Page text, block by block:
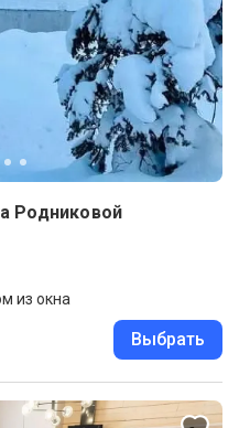
Родниковой
из окна
Выбрать